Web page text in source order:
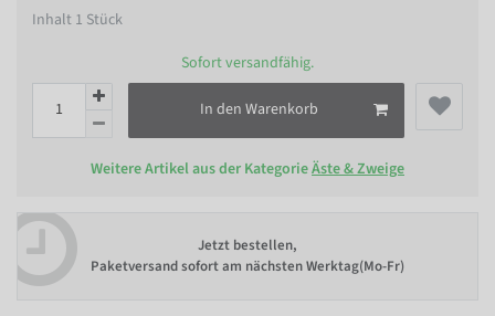
Inhalt 1 Stück
Sofort versandfähig.
In den Warenkorb
Weitere Artikel aus der KategorieÄste & Zweige
Jetzt bestellen,
Paketversand sofort am nächsten Werktag(Mo-Fr)